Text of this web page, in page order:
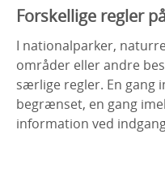
Forskellige regler
I nationalparker,
områder eller andre
særlige regler. En gang
begrænset, en gang
information ved